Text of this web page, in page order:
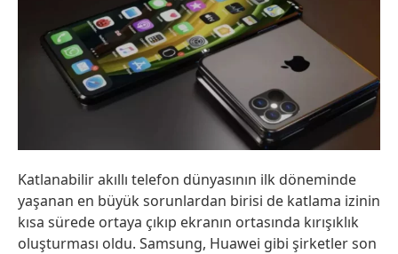
Katlanabilir akıllı telefon dünyasının ilk döneminde
yaşanan en büyük sorunlardan birisi de katlama izinin
kısa sürede ortaya çıkıp ekranın ortasında kırışıklık
oluşturması oldu. Samsung, Huawei gibi şirketler son